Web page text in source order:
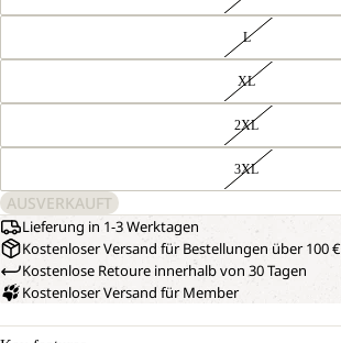
L
XL
2XL
3XL
AUSVERKAUFT
Lieferung in 1-3 Werktagen
Kostenloser Versand für Bestellungen über 100 €
Kostenlose Retoure innerhalb von 30 Tagen
Kostenloser Versand für Member